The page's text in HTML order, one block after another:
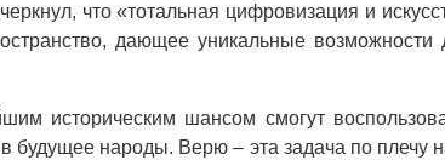
что «тотальная цифровизация и
дающее уникальные
историческим шансом смогут
будущее народы. Верю – эта задача по